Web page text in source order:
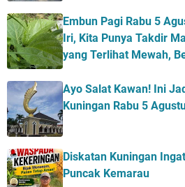
Embun Pagi Rabu 5
Iri, Kita Punya Takdir
yang Terlihat Mewah,
Ayo Salat Kawan! Ini
Kuningan Rabu 5
Diskatan Kuningan
Puncak Kemarau